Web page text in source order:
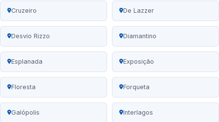
Cruzeiro De Lazzer
Desvio Rizzo Diamantino
Esplanada Exposição
Floresta Forqueta
Galópolis Interlagos